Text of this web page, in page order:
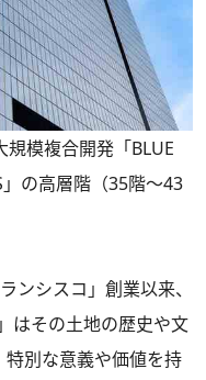
規模複合開発「BLUE
」の高層階（35階～43
ンシスコ」創業以来、
はその土地の歴史や文
別な意義や価値を持